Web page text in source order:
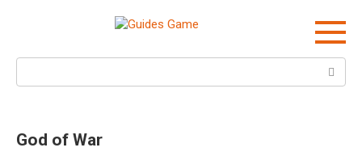
Поиск:
God of War